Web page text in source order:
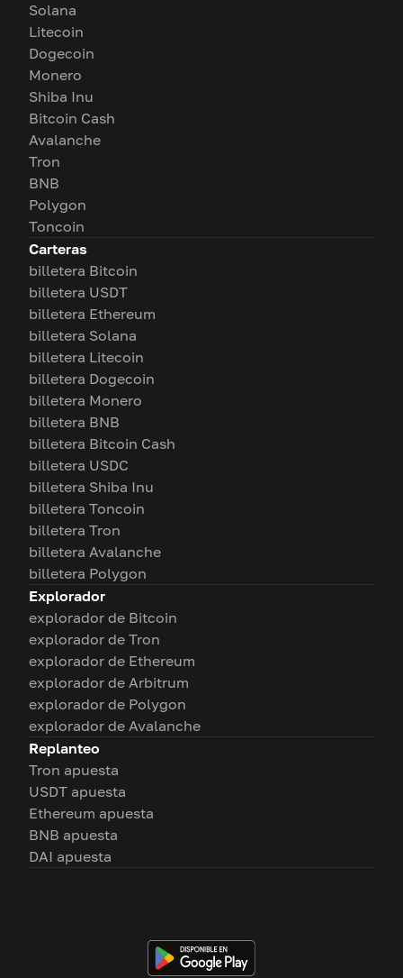
Solana
Litecoin
Dogecoin
Monero
Shiba Inu
Bitcoin Cash
Avalanche
Tron
BNB
Polygon
Toncoin
Carteras
billetera Bitcoin
billetera USDT
billetera Ethereum
billetera Solana
billetera Litecoin
billetera Dogecoin
billetera Monero
billetera BNB
billetera Bitcoin Cash
billetera USDC
billetera Shiba Inu
billetera Toncoin
billetera Tron
billetera Avalanche
billetera Polygon
Explorador
explorador de Bitcoin
explorador de Tron
explorador de Ethereum
explorador de Arbitrum
explorador de Polygon
explorador de Avalanche
Replanteo
Tron apuesta
USDT apuesta
Ethereum apuesta
BNB apuesta
DAI apuesta